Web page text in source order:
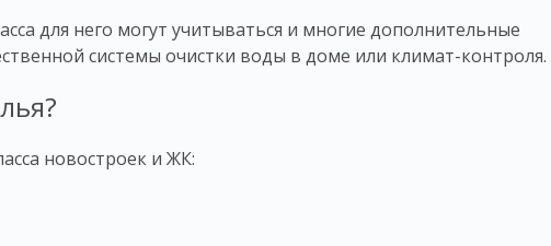
для него могут учитываться и многие дополнительные
системы очистки воды в доме или климат-контроля.
новостроек и ЖК: